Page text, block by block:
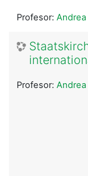
Profesor:
Profesor: